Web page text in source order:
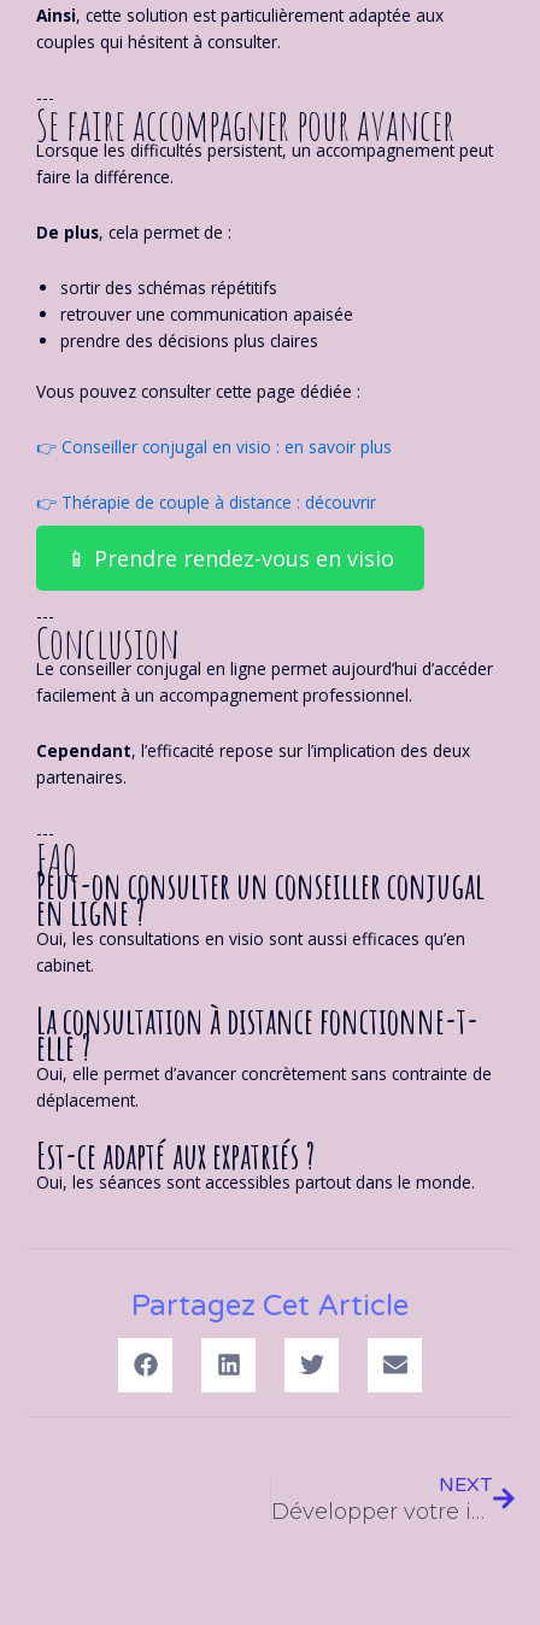
Ainsi, cette solution est particulièrement adaptée aux
couples qui hésitent à consulter.
---
Se faire accompagner pour avancer
Lorsque les difficultés persistent, un accompagnement peut
faire la différence.
De plus, cela permet de :
sortir des schémas répétitifs
retrouver une communication apaisée
prendre des décisions plus claires
Vous pouvez consulter cette page dédiée :
👉 Conseiller conjugal en visio : en savoir plus
👉 Thérapie de couple à distance : découvrir
📱 Prendre rendez-vous en visio
---
Conclusion
Le conseiller conjugal en ligne permet aujourd’hui d’accéder
facilement à un accompagnement professionnel.
Cependant, l’efficacité repose sur l’implication des deux
partenaires.
---
FAQ
Peut-on consulter un conseiller conjugal
en ligne ?
Oui, les consultations en visio sont aussi efficaces qu’en
cabinet.
La consultation à distance fonctionne-t-
elle ?
Oui, elle permet d’avancer concrètement sans contrainte de
déplacement.
Est-ce adapté aux expatriés ?
Oui, les séances sont accessibles partout dans le monde.
Partagez Cet Article
NEXT
Développer votre intelligence émotionnelle pour une relation de couple réussie